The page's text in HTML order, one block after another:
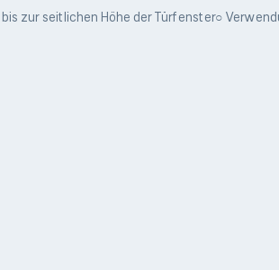
zur seitlichen Höhe der Türfenster○